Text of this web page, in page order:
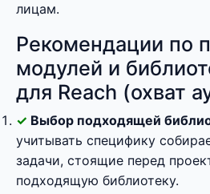
лицам.
Рекомендации по
модулей и
для Reach (охват
Выбор подходящей
учитывать специфику
задачи, стоящие перед
подходящую библиотеку.